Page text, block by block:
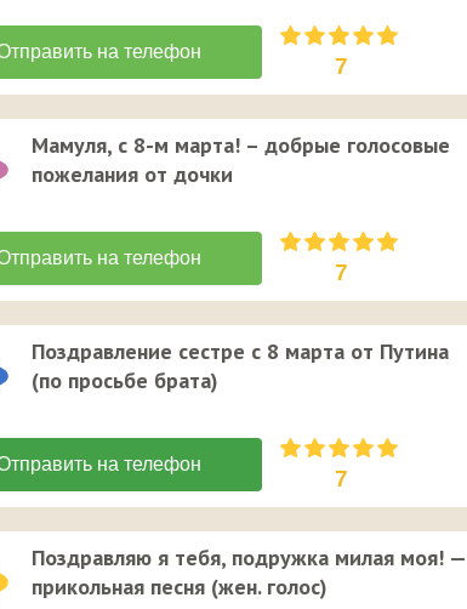
7
Мамуля, с 8-м марта! – добрые голосовые
пожелания от дочки
7
Поздравление сестре с 8 марта от Путина
(по просьбе брата)
7
Поздравляю я тебя, подружка милая моя! —
прикольная песня (жен. голос)